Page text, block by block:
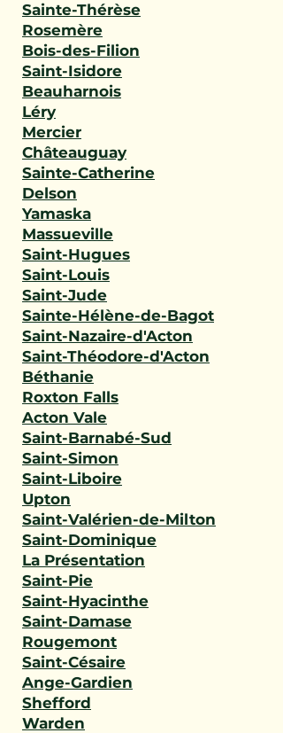
Sainte-Thérèse
Rosemère
Bois-des-Filion
Saint-Isidore
Beauharnois
Léry
Mercier
Châteauguay
Sainte-Catherine
Delson
Yamaska
Massueville
Saint-Hugues
Saint-Louis
Saint-Jude
Sainte-Hélène-de-Bagot
Saint-Nazaire-d'Acton
Saint-Théodore-d'Acton
Béthanie
Roxton Falls
Acton Vale
Saint-Barnabé-Sud
Saint-Simon
Saint-Liboire
Upton
Saint-Valérien-de-Milton
Saint-Dominique
La Présentation
Saint-Pie
Saint-Hyacinthe
Saint-Damase
Rougemont
Saint-Césaire
Ange-Gardien
Shefford
Warden